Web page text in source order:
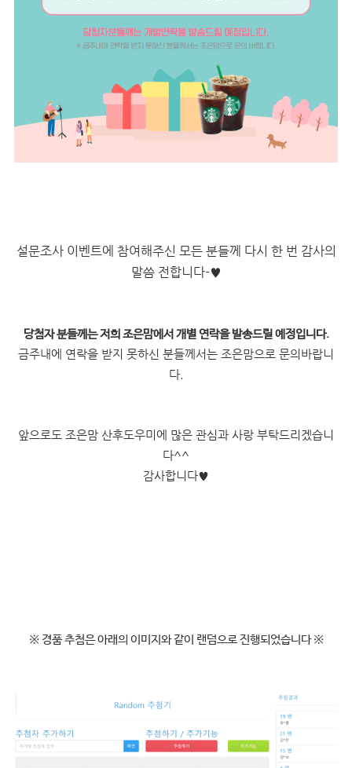
설문조사 이벤트에 참여해주신 모든 분들께 다시 한 번 감사의
말씀 전합니다-♥
당첨자 분들께는 저희 조은맘에서 개별 연락을 발송드릴 예정입니다.
금주내에 연락을 받지 못하신 분들께서는 조은맘으로 문의바랍니
다.
앞으로도 조은맘 산후도우미에 많은 관심과 사랑 부탁드리겠습니
다^^
감사합니다♥
※ 경품 추첨은 아래의 이미지와 같이 랜덤으로 진행되었습니다 ※